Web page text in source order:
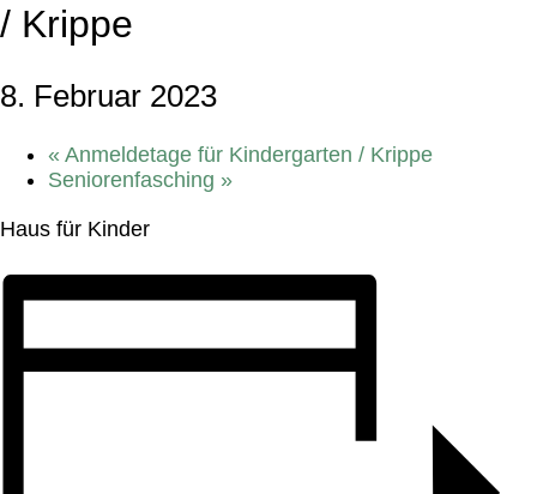
/ Krippe
8. Februar 2023
« Anmeldetage für Kindergarten / Krippe
Seniorenfasching »
Haus für Kinder